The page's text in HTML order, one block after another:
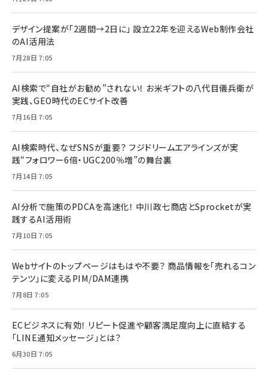
デザイン提案が「2週間→2日に」 設立22年を迎えるWeb制作会社
のAI活用法
7月28日 7:05
AI検索で“自社がお勧め”されない！ お米ギフトの八代目儀兵衛が
実践、GEO時代のECサイト改善
7月16日 7:05
AI検索時代、なぜSNSが重要？ フジドリームエアラインズが実
践“フォロワー6倍・UGC200％増”の舞台裏
7月14日 7:05
AI分析で施策のPDCAを高速化！ 中川政七商店とSprocketが実
践するAI活用術
7月10日 7:05
Webサイトのトップページはもはや不要？ 商品情報を「売れるコン
テンツ」に変えるPIM/DAM連携
7月8日 7:05
ECビジネスに有効！ リピート促進や顧客満足度向上に直結する
「LINE通知メッセージ」とは？
6月30日 7:05